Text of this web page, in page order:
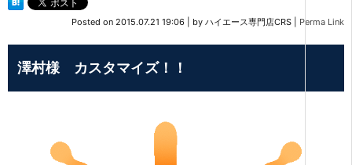
Posted on 2015.07.21 19:06 by ハイエース専門店CRS Perma Link
澤村様 カスタマイズ！！